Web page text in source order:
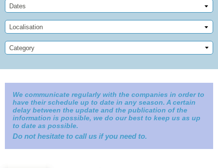
Dates
Localisation
Category
We communicate regularly with the companies in order to
have their schedule up to date in any season. A certain
delay between the update and the publication of the
information is possible, we do our best to keep us as up
to date as possible.
Do not hesitate to call us if you need to.